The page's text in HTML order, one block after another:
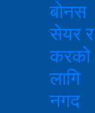
बोनस
सेयर र
करको
लागि
नगद